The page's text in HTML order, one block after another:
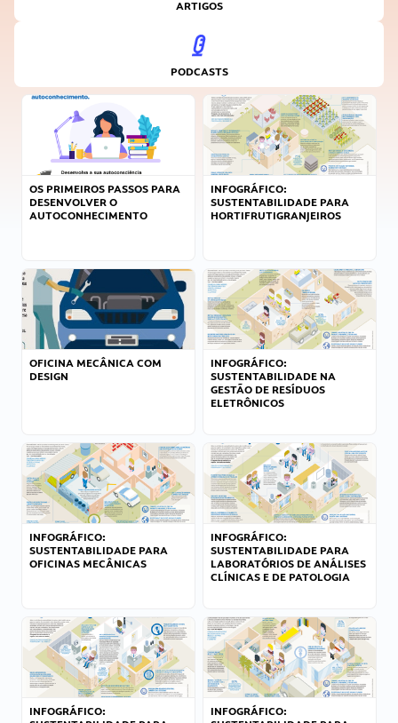
ARTIGOS
PODCASTS
OS PRIMEIROS PASSOS PARA
DESENVOLVER O
AUTOCONHECIMENTO
INFOGRÁFICO:
SUSTENTABILIDADE PARA
HORTIFRUTIGRANJEIROS
OFICINA MECÂNICA COM
DESIGN
INFOGRÁFICO:
SUSTENTABILIDADE NA
GESTÃO DE RESÍDUOS
ELETRÔNICOS
INFOGRÁFICO:
SUSTENTABILIDADE PARA
OFICINAS MECÂNICAS
INFOGRÁFICO:
SUSTENTABILIDADE PARA
LABORATÓRIOS DE ANÁLISES
CLÍNICAS E DE PATOLOGIA
INFOGRÁFICO:
INFOGRÁFICO: